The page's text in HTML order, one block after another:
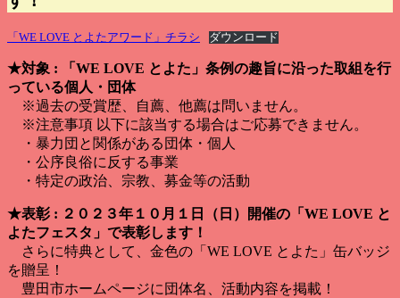
「WE LOVE とよたアワード」チラシ ダウンロード
★対象 : 「WE LOVE とよた」条例の趣旨に沿った取組を行
っている個人・団体
※過去の受賞歴、自薦、他薦は問いません。
※注意事項 以下に該当する場合はご応募できません。
・暴力団と関係がある団体・個人
・公序良俗に反する事業
・特定の政治、宗教、募金等の活動
★表彰 : ２０２３年１０月１日（日）開催の「WE LOVE と
よたフェスタ」で表彰します！
さらに特典として、金色の「WE LOVE とよた」缶バッジ
を贈呈！
豊田市ホームページに団体名、活動内容を掲載！